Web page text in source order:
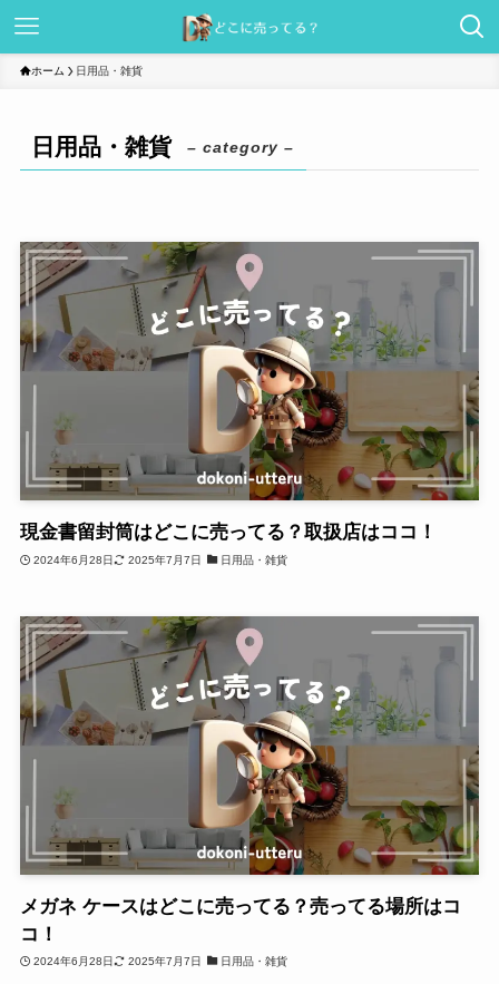
ホーム 日用品・雑貨
日用品・雑貨 – category –
現金書留封筒はどこに売ってる？取扱店はココ！
2024年6月28日 2025年7月7日 日用品・雑貨
メガネ ケースはどこに売ってる？売ってる場所はコ
コ！
2024年6月28日 2025年7月7日 日用品・雑貨